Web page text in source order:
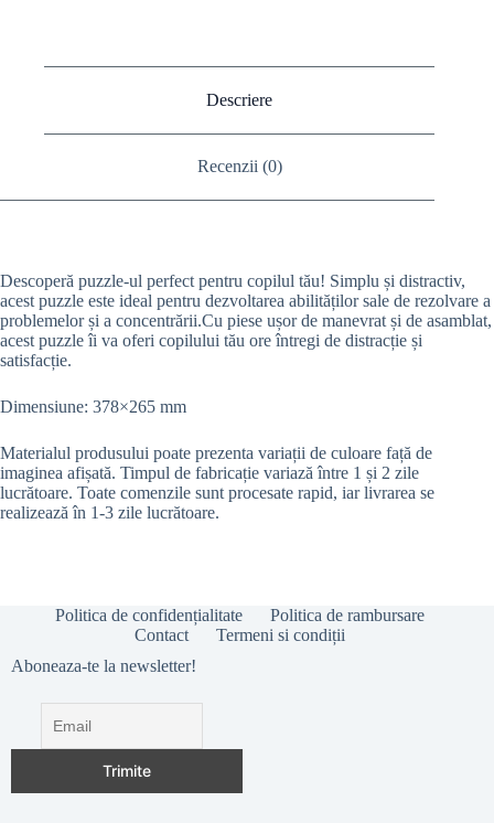
Descriere
Recenzii (0)
Descoperă puzzle-ul perfect pentru copilul tău! Simplu și distractiv,
acest puzzle este ideal pentru dezvoltarea abilităților sale de rezolvare a
problemelor și a concentrării.Cu piese ușor de manevrat și de asamblat,
acest puzzle îi va oferi copilului tău ore întregi de distracție și
satisfacție.
Dimensiune: 378×265 mm
Materialul produsului poate prezenta variații de culoare față de
imaginea afișată. Timpul de fabricație variază între 1 și 2 zile
lucrătoare. Toate comenzile sunt procesate rapid, iar livrarea se
realizează în 1-3 zile lucrătoare.
Politica de confidențialitate
Politica de rambursare
Contact
Termeni si condiții
Aboneaza-te la newsletter!